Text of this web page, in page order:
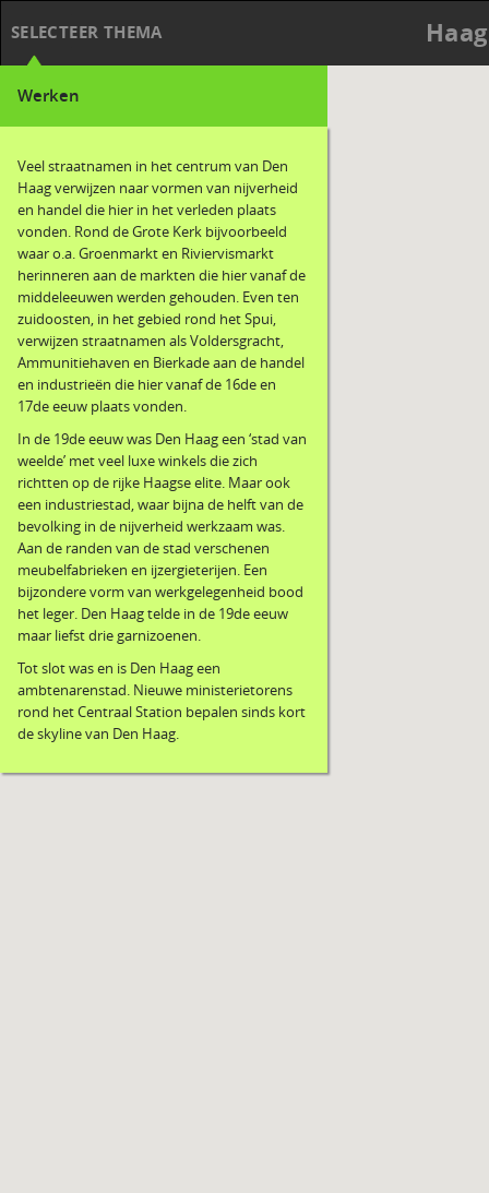
SELECTEER THEMA
Werken
Veel straatnamen in het centrum van Den
Haag verwijzen naar vormen van nijverheid
en handel die hier in het verleden plaats
vonden. Rond de Grote Kerk bijvoorbeeld
waar o.a. Groenmarkt en Riviervismarkt
herinneren aan de markten die hier vanaf de
middeleeuwen werden gehouden. Even ten
zuidoosten, in het gebied rond het Spui,
verwijzen straatnamen als Voldersgracht,
Ammunitiehaven en Bierkade aan de handel
en industrieën die hier vanaf de 16de en
17de eeuw plaats vonden.
In de 19de eeuw was Den Haag een ‘stad van
weelde’ met veel luxe winkels die zich
richtten op de rijke Haagse elite. Maar ook
een industriestad, waar bijna de helft van de
bevolking in de nijverheid werkzaam was.
Aan de randen van de stad verschenen
meubelfabrieken en ijzergieterijen. Een
bijzondere vorm van werkgelegenheid bood
het leger. Den Haag telde in de 19de eeuw
maar liefst drie garnizoenen.
Tot slot was en is Den Haag een
ambtenarenstad. Nieuwe ministerietorens
rond het Centraal Station bepalen sinds kort
de skyline van Den Haag.